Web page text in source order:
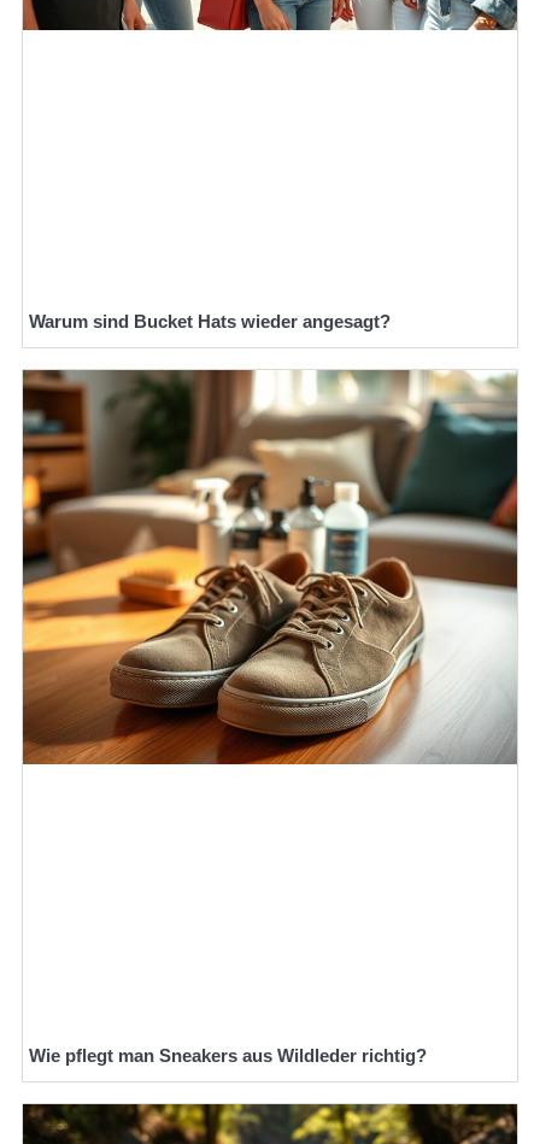
Warum sind Bucket Hats wieder angesagt?
Wie pflegt man Sneakers aus Wildleder richtig?